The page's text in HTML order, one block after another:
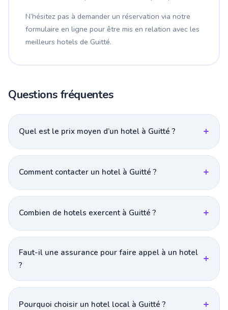
N’hésitez pas à demander un réservation via notre
formulaire en ligne pour être mis en relation avec les
meilleurs hotels de Guitté.
Questions fréquentes
Quel est le prix moyen d’un hotel à Guitté ?
Comment contacter un hotel à Guitté ?
Combien de hotels exercent à Guitté ?
Faut-il une assurance pour faire appel à un hotel
?
Pourquoi choisir un hotel local à Guitté ?